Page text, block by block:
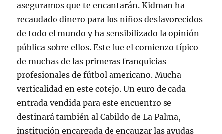
aseguramos que te encantarán. Kidman ha
recaudado dinero para los niños desfavorecidos
de todo el mundo y ha sensibilizado la opinión
pública sobre ellos. Este fue el comienzo típico
de muchas de las primeras franquicias
profesionales de fútbol americano. Mucha
verticalidad en este cotejo. Un euro de cada
entrada vendida para este encuentro se
destinará también al Cabildo de La Palma,
institución encargada de encauzar las ayudas